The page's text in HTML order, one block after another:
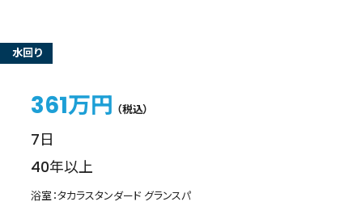
水回り
361万円 （税込）
7日
40年以上
浴室：タカラスタンダード グランスパ